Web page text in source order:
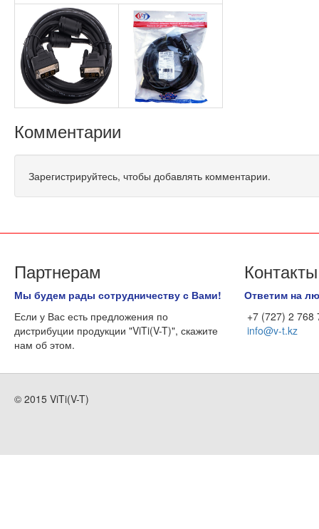
Комментарии
Зарегистрируйтесь, чтобы добавлять комментарии.
Партнерам
Мы будем рады сотрудничеству с Вами!
Если у Вас есть предложения по
дистрибуции продукции "ViTi(V-T)", скажите
нам об этом.
Контакты
Ответим на
+7 (727) 2 768
info@v-t.kz
© 2015 ViTi(V-T)